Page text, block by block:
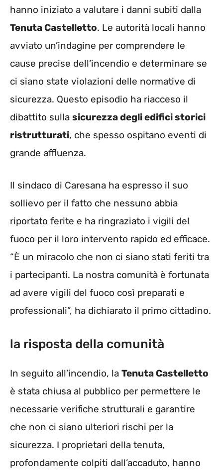
hanno iniziato a valutare i danni subiti dalla
Tenuta Castelletto. Le autorità locali hanno
avviato un’indagine per comprendere le
cause precise dell’incendio e determinare se
ci siano state violazioni delle normative di
sicurezza. Questo episodio ha riacceso il
dibattito sulla sicurezza degli edifici storici
ristrutturati, che spesso ospitano eventi di
grande affluenza.
Il sindaco di Caresana ha espresso il suo
sollievo per il fatto che nessuno abbia
riportato ferite e ha ringraziato i vigili del
fuoco per il loro intervento rapido ed efficace.
“È un miracolo che non ci siano stati feriti tra
i partecipanti. La nostra comunità è fortunata
ad avere vigili del fuoco così preparati e
professionali”, ha dichiarato il primo cittadino.
la risposta della comunità
In seguito all’incendio, la Tenuta Castelletto
è stata chiusa al pubblico per permettere le
necessarie verifiche strutturali e garantire
che non ci siano ulteriori rischi per la
sicurezza. I proprietari della tenuta,
profondamente colpiti dall’accaduto, hanno